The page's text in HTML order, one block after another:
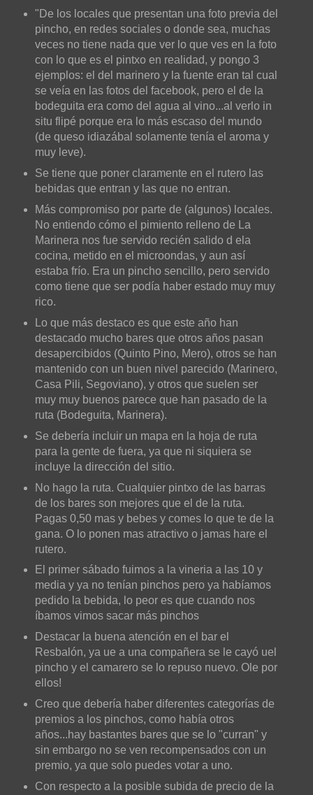
"De los locales que presentan una foto previa del
pincho, en redes sociales o donde sea, muchas
veces no tiene nada que ver lo que ves en la foto
con lo que es el pintxo en realidad, y pongo 3
ejemplos: el del marinero y la fuente eran tal cual
se veía en las fotos del facebook, pero el de la
bodeguita era como del agua al vino...al verlo in
situ flipé porque era lo más escaso del mundo
(de queso idiazábal solamente tenía el aroma y
muy leve).
Se tiene que poner claramente en el rutero las
bebidas que entran y las que no entran.
Más compromiso por parte de (algunos) locales.
No entiendo cómo el pimiento relleno de La
Marinera nos fue servido recién salido d ela
cocina, metido en el microondas, y aun así
estaba frío. Era un pincho sencillo, pero servido
como tiene que ser podía haber estado muy muy
rico.
Lo que más destaco es que este año han
destacado mucho bares que otros años pasan
desapercibidos (Quinto Pino, Mero), otros se han
mantenido con un buen nivel parecido (Marinero,
Casa Pili, Segoviano), y otros que suelen ser
muy muy buenos parece que han pasado de la
ruta (Bodeguita, Marinera).
Se debería incluir un mapa en la hoja de ruta
para la gente de fuera, ya que ni siquiera se
incluye la dirección del sitio.
No hago la ruta. Cualquier pintxo de las barras
de los bares son mejores que el de la ruta.
Pagas 0,50 mas y bebes y comes lo que te de la
gana. O lo ponen mas atractivo o jamas hare el
rutero.
El primer sábado fuimos a la vineria a las 10 y
media y ya no tenían pinchos pero ya habíamos
pedido la bebida, lo peor es que cuando nos
íbamos vimos sacar más pinchos
Destacar la buena atención en el bar el
Resbalón, ya ue a una compañera se le cayó uel
pincho y el camarero se lo repuso nuevo. Ole por
ellos!
Creo que debería haber diferentes categorías de
premios a los pinchos, como había otros
años...hay bastantes bares que se lo "curran" y
sin embargo no se ven recompensados con un
premio, ya que solo puedes votar a uno.
Con respecto a la posible subida de precio de la